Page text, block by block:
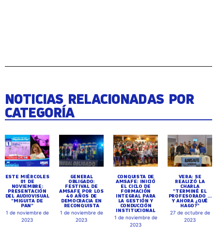
NOTICIAS RELACIONADAS POR
CATEGORÍA
ESTE MIÉRCOLES
01 DE
NOVIEMBRE:
PRESENTACIÓN
DEL AUDIOVISUAL
"MIGUITA DE
PAN"
1 de noviembre de
2023
GENERAL
OBLIGADO:
FESTIVAL DE
AMSAFE POR LOS
40 AÑOS DE
DEMOCRACIA EN
RECONQUISTA
1 de noviembre de
2023
CONQUISTA DE
AMSAFE: INICIÓ
EL CICLO DE
FORMACIÓN
INTEGRAL PARA
LA GESTIÓN Y
CONDUCCIÓN
INSTITUCIONAL
1 de noviembre de
2023
VERA: SE
REALIZÓ LA
CHARLA
"TERMINÉ EL
PROFESORADO ...
Y AHORA ¿QUÉ
HAGO?"
27 de octubre de
2023